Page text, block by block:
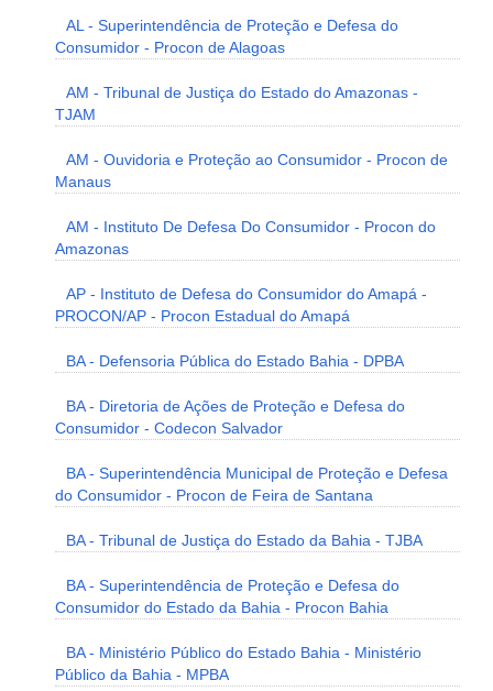
AL - Superintendência de Proteção e Defesa do
Consumidor - Procon de Alagoas
AM - Tribunal de Justiça do Estado do Amazonas -
TJAM
AM - Ouvidoria e Proteção ao Consumidor - Procon de
Manaus
AM - Instituto De Defesa Do Consumidor - Procon do
Amazonas
AP - Instituto de Defesa do Consumidor do Amapá -
PROCON/AP - Procon Estadual do Amapá
BA - Defensoria Pública do Estado Bahia - DPBA
BA - Diretoria de Ações de Proteção e Defesa do
Consumidor - Codecon Salvador
BA - Superintendência Municipal de Proteção e Defesa
do Consumidor - Procon de Feira de Santana
BA - Tribunal de Justiça do Estado da Bahia - TJBA
BA - Superintendência de Proteção e Defesa do
Consumidor do Estado da Bahia - Procon Bahia
BA - Ministério Público do Estado Bahia - Ministério
Público da Bahia - MPBA